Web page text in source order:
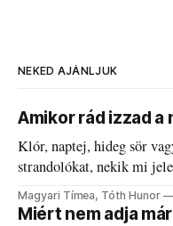
NEKED AJÁNLJUK
Amikor rád izzad a
Klór, naptej, hideg sör
strandolókat, nekik mi
kánikulát.
Magyari Tímea, Tóth Hunor
Miért nem adja